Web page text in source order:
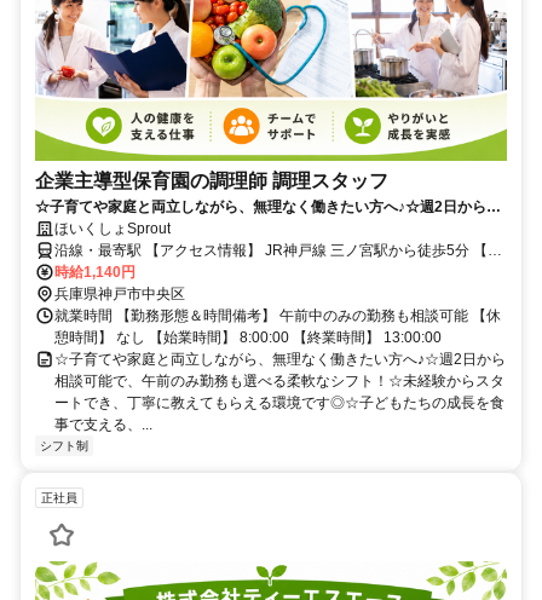
企業主導型保育園の調理師 調理スタッフ
☆子育てや家庭と両立しながら、無理なく働きたい方へ♪☆週2日から相
談可能で、午前のみ勤務も選べる柔軟なシフト！☆未経験からスタート
でき、丁寧に教えてもらえる環境です◎☆子どもたちの成長を食事で支
える、やさしい職場で長く活躍♪
ほいくしょSprout
沿線・最寄駅 【アクセス情報】 JR神戸線 三ノ宮駅から徒歩5分 【車
通勤】 車通勤不可
時給1,140円
兵庫県神戸市中央区
就業時間 【勤務形態＆時間備考】 午前中のみの勤務も相談可能 【休
憩時間】 なし 【始業時間】 8:00:00 【終業時間】 13:00:00
☆子育てや家庭と両立しながら、無理なく働きたい方へ♪☆週2日から
相談可能で、午前のみ勤務も選べる柔軟なシフト！☆未経験からスタ
ートでき、丁寧に教えてもらえる環境です◎☆子どもたちの成長を食
事で支える、...
シフト制
正社員